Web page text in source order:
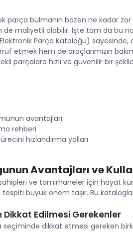
parça bulmanın bazen ne kadar zor
maliyetli olabilir. İşte tam da bu
Parça Kataloğu) sayesinde,
etmek hem de araçlarımızın
parçalara hızlı ve güvenilir bir
avantajları
rehberi
hızlandırma yolları
Avantajları ve
ve tamirhaneler için hayat
büyük önem taşır. Bu
Dikkat Edilmesi Gerekenler
dikkat etmesi gereken